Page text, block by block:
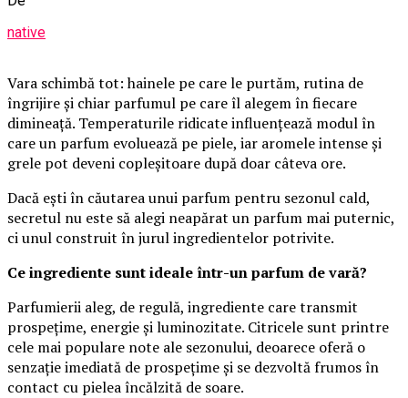
native
Vara schimbă tot: hainele pe care le purtăm, rutina de
îngrijire și chiar parfumul pe care îl alegem în fiecare
dimineață. Temperaturile ridicate influențează modul în
care un parfum evoluează pe piele, iar aromele intense și
grele pot deveni copleșitoare după doar câteva ore.
Dacă ești în căutarea unui parfum pentru sezonul cald,
secretul nu este să alegi neapărat un parfum mai puternic,
ci unul construit în jurul ingredientelor potrivite.
Ce ingrediente sunt ideale într-un parfum de vară?
Parfumierii aleg, de regulă, ingrediente care transmit
prospețime, energie și luminozitate. Citricele sunt printre
cele mai populare note ale sezonului, deoarece oferă o
senzație imediată de prospețime și se dezvoltă frumos în
contact cu pielea încălzită de soare.